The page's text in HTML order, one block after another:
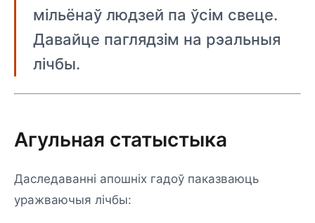
мільёнаў людзей па ўсім свеце.
Давайце паглядзім на рэальныя
лічбы.
Агульная статыстыка
Даследаванні апошніх гадоў паказваюць
уражваючыя лічбы: